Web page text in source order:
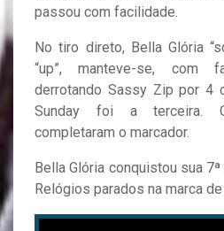
passou com facilidade.
No tiro direto, Bella Glória
“up”, manteve-se, com
derrotando Sassy Zip por 4
Sunday foi a terceira.
completaram o marcador.
Bella Glória conquistou sua
Relógios parados na marca de